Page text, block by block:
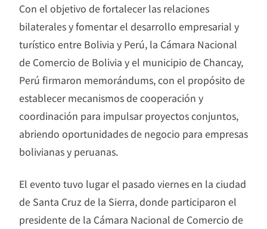
Con el objetivo de fortalecer las relaciones
bilaterales y fomentar el desarrollo empresarial y
turístico entre Bolivia y Perú, la Cámara Nacional
de Comercio de Bolivia y el municipio de Chancay,
Perú firmaron memorándums, con el propósito de
establecer mecanismos de cooperación y
coordinación para impulsar proyectos conjuntos,
abriendo oportunidades de negocio para empresas
bolivianas y peruanas.
El evento tuvo lugar el pasado viernes en la ciudad
de Santa Cruz de la Sierra, donde participaron el
presidente de la Cámara Nacional de Comercio de